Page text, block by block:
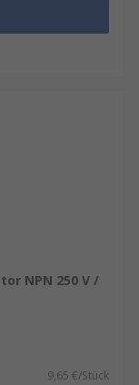
NPN 250 V /
9,65 €/Stück